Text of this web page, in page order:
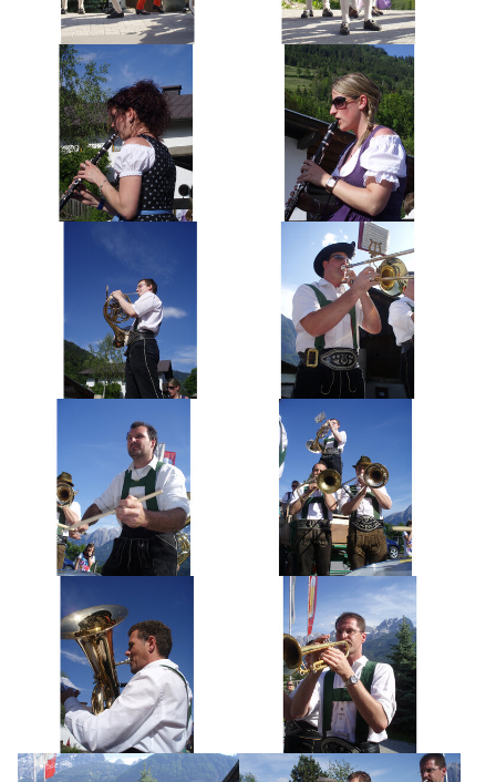
AKTUELLES
TERMINE
CHRONIK
MITGLIEDER
KONTAKT